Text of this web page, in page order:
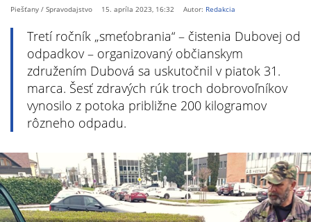
Piešťany / Spravodajstvo 15. apríla 2023, 16:32 Autor: Redakcia
Tretí ročník „smeťobrania“ – čistenia Dubovej od
odpadkov – organizovaný občianskym
združením Dubová sa uskutočnil v piatok 31.
marca. Šesť zdravých rúk troch dobrovoľníkov
vynosilo z potoka približne 200 kilogramov
rôzneho odpadu.